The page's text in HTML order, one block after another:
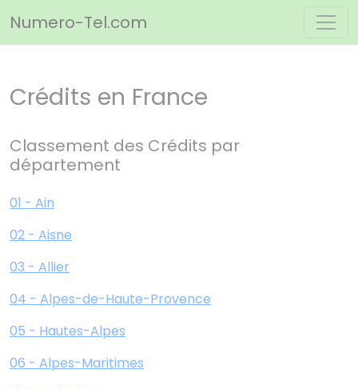
Numero-Tel.com
Crédits en France
Classement des Crédits par
département
01 - Ain
02 - Aisne
03 - Allier
04 - Alpes-de-Haute-Provence
05 - Hautes-Alpes
06 - Alpes-Maritimes